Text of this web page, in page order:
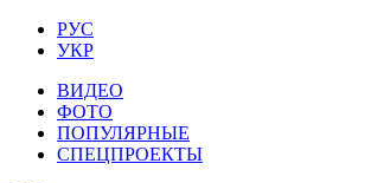
РУС
УКР
ВИДЕО
ФОТО
ПОПУЛЯРНЫЕ
СПЕЦПРОЕКТЫ